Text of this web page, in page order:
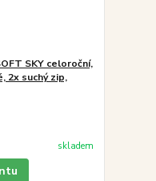
SKY celoroční,
2x suchý zip,
skladem